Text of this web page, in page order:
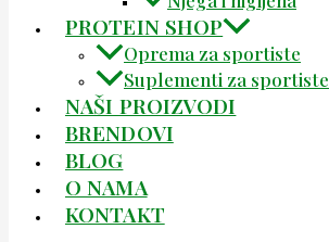
PROTEIN SHOP
Oprema za sportiste
Suplementi za sportiste
NAŠI PROIZVODI
BRENDOVI
BLOG
O NAMA
KONTAKT